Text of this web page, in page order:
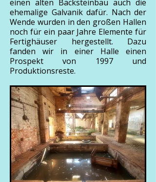
einen alten Backsteinbau auch die
ehemalige Galvanik dafür. Nach der
Wende wurden in den großen Hallen
noch für ein paar Jahre Elemente für
Fertighäuser hergestellt. Dazu
fanden wir in einer Halle einen
Prospekt von 1997 und
Produktionsreste.